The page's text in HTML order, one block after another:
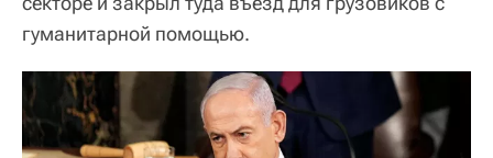
гуманитарной помощью.